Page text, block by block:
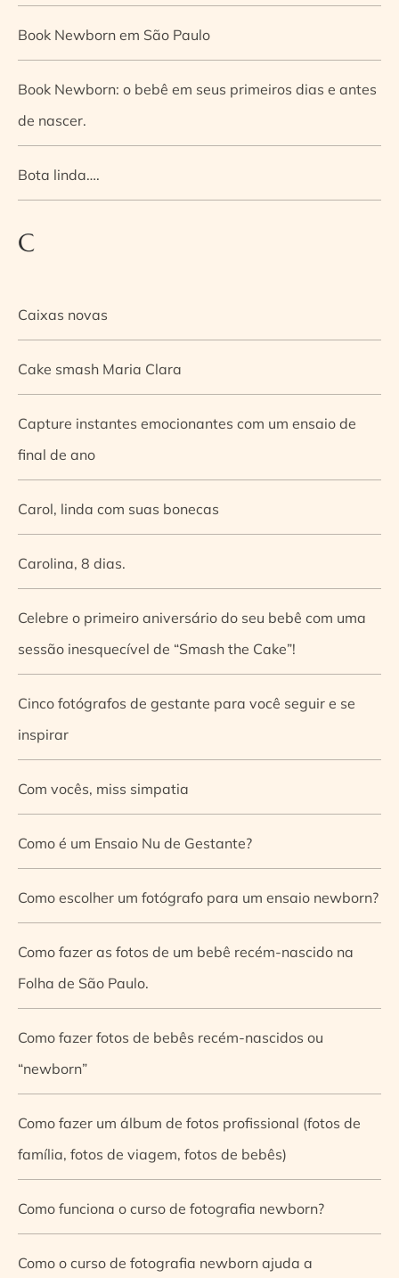
Book Newborn em São Paulo
Book Newborn: o bebê em seus primeiros dias e antes
de nascer.
Bota linda….
C
Caixas novas
Cake smash Maria Clara
Capture instantes emocionantes com um ensaio de
final de ano
Carol, linda com suas bonecas
Carolina, 8 dias.
Celebre o primeiro aniversário do seu bebê com uma
sessão inesquecível de “Smash the Cake”!
Cinco fotógrafos de gestante para você seguir e se
inspirar
Com vocês, miss simpatia
Como é um Ensaio Nu de Gestante?
Como escolher um fotógrafo para um ensaio newborn?
Como fazer as fotos de um bebê recém-nascido na
Folha de São Paulo.
Como fazer fotos de bebês recém-nascidos ou
“newborn”
Como fazer um álbum de fotos profissional (fotos de
família, fotos de viagem, fotos de bebês)
Como funciona o curso de fotografia newborn?
Como o curso de fotografia newborn ajuda a